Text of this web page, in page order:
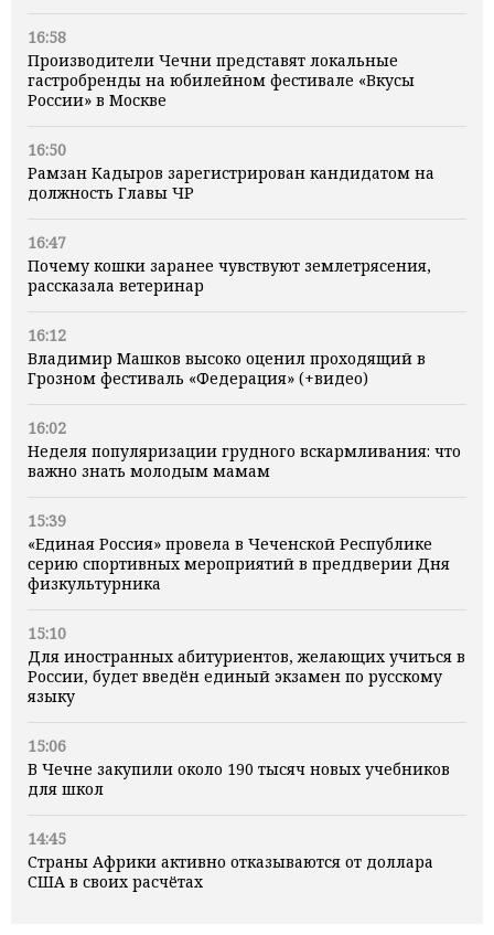
16:58
Производители Чечни представят локальные
гастробренды на юбилейном фестивале «Вкусы
России» в Москве
16:50
Рамзан Кадыров зарегистрирован кандидатом на
должность Главы ЧР
16:47
Почему кошки заранее чувствуют землетрясения,
рассказала ветеринар
16:12
Владимир Машков высоко оценил проходящий в
Грозном фестиваль «Федерация» (+видео)
16:02
Неделя популяризации грудного вскармливания: что
важно знать молодым мамам
15:39
«Единая Россия» провела в Чеченской Республике
серию спортивных мероприятий в преддверии Дня
физкультурника
15:10
Для иностранных абитуриентов, желающих учиться в
России, будет введён единый экзамен по русскому
языку
15:06
В Чечне закупили около 190 тысяч новых учебников
для школ
14:45
Страны Африки активно отказываются от доллара
США в своих расчётах